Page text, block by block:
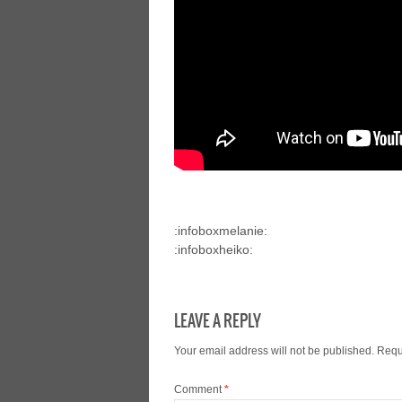
:infoboxmelanie:
:infoboxheiko:
LEAVE A REPLY
Your email address will not be published.
Comment*